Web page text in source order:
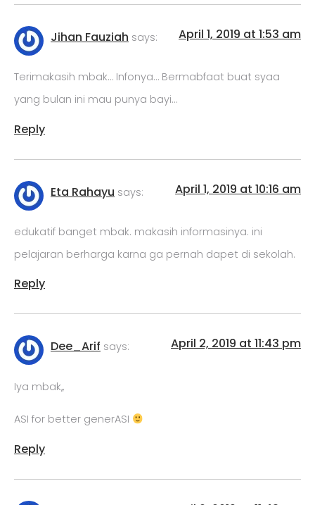
Jihan Fauziah says: April 1, 2019 at 1:53 am
Terimakasih mbak… Infonya… Bermabfaat buat syaa
yang bulan ini mau punya bayi…
Reply
Eta Rahayu says: April 1, 2019 at 10:16 am
edukatif banget mbak. makasih informasinya. ini
pelajaran berharga karna ga pernah dapet di sekolah.
Reply
Dee_Arif says: April 2, 2019 at 11:43 pm
Iya mbak,,
ASI for better generASI
Reply